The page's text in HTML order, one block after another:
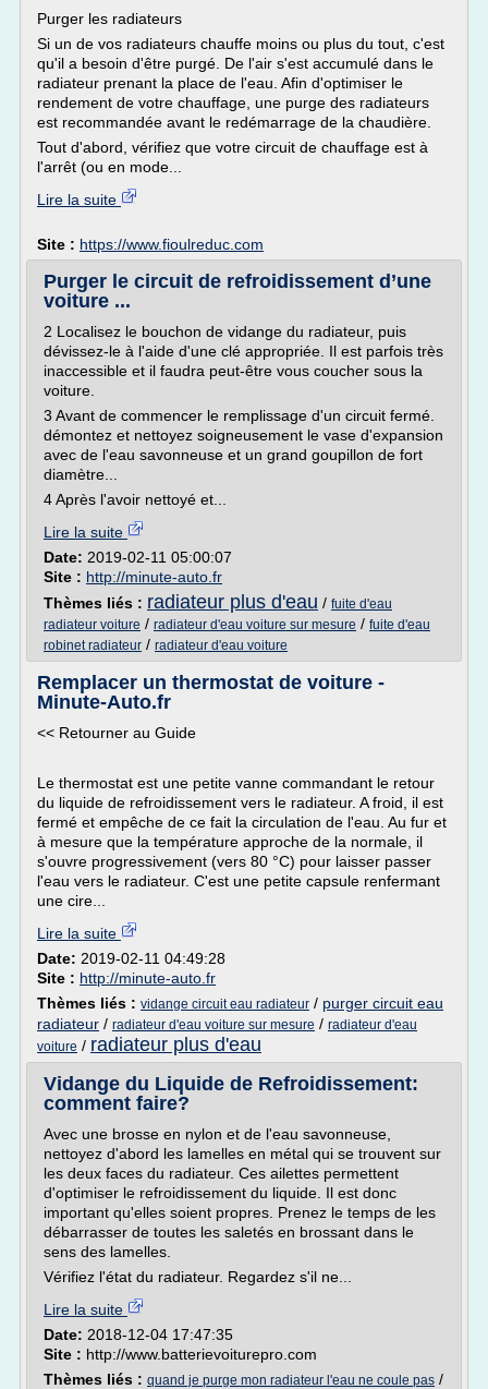
Purger les radiateurs
Si un de vos radiateurs chauffe moins ou plus du tout, c'est
qu'il a besoin d'être purgé. De l'air s'est accumulé dans le
radiateur prenant la place de l'eau. Afin d'optimiser le
rendement de votre chauffage, une purge des radiateurs
est recommandée avant le redémarrage de la chaudière.
Tout d'abord, vérifiez que votre circuit de chauffage est à
l'arrêt (ou en mode...
Lire la suite
Site : https://www.fioulreduc.com
Purger le circuit de refroidissement d’une
voiture ...
2 Localisez le bouchon de vidange du radiateur, puis
dévissez-le à l'aide d'une clé appropriée. Il est parfois très
inaccessible et il faudra peut-être vous coucher sous la
voiture.
3 Avant de commencer le remplissage d'un circuit fermé.
démontez et nettoyez soigneusement le vase d'expansion
avec de l'eau savonneuse et un grand goupillon de fort
diamètre...
4 Après l'avoir nettoyé et...
Lire la suite
Date: 2019-02-11 05:00:07
Site : http://minute-auto.fr
Thèmes liés : radiateur plus d'eau / fuite d'eau
radiateur voiture / radiateur d'eau voiture sur mesure / fuite d'eau
robinet radiateur / radiateur d'eau voiture
Remplacer un thermostat de voiture -
Minute-Auto.fr
<< Retourner au Guide
Le thermostat est une petite vanne commandant le retour
du liquide de refroidissement vers le radiateur. A froid, il est
fermé et empêche de ce fait la circulation de l'eau. Au fur et
à mesure que la température approche de la normale, il
s'ouvre progressivement (vers 80 °C) pour laisser passer
l'eau vers le radiateur. C'est une petite capsule renfermant
une cire...
Lire la suite
Date: 2019-02-11 04:49:28
Site : http://minute-auto.fr
Thèmes liés : vidange circuit eau radiateur / purger circuit eau
radiateur / radiateur d'eau voiture sur mesure / radiateur d'eau
voiture / radiateur plus d'eau
Vidange du Liquide de Refroidissement:
comment faire?
Avec une brosse en nylon et de l'eau savonneuse,
nettoyez d'abord les lamelles en métal qui se trouvent sur
les deux faces du radiateur. Ces ailettes permettent
d'optimiser le refroidissement du liquide. Il est donc
important qu'elles soient propres. Prenez le temps de les
débarrasser de toutes les saletés en brossant dans le
sens des lamelles.
Vérifiez l'état du radiateur. Regardez s'il ne...
Lire la suite
Date: 2018-12-04 17:47:35
Site : http://www.batterievoiturepro.com
Thèmes liés : quand je purge mon radiateur l'eau ne coule pas /